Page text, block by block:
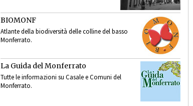
BIOMONF
Atlante della biodiversità delle colline del basso
Monferrato.
La Guida del Monferrato
Tutte le informazioni su Casale e Comuni del
Monferrato.